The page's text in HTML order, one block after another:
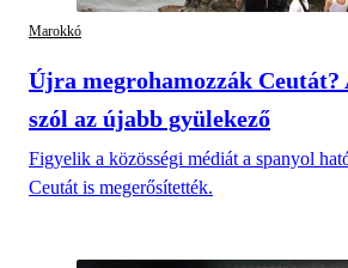
Marokkó
Újra megrohamozzák Ceutát?
szól az újabb gyülekező
Figyelik a közösségi médiát a spanyol
Ceutát is megerősítették.